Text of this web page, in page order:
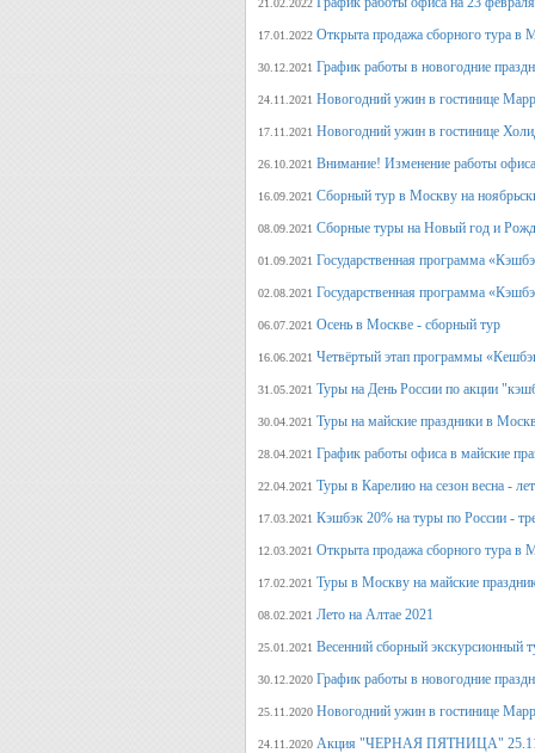
21.02.2022
17.01.2022 Открыта продажа сборного тура в
30.12.2021 График работы в новогодние
24.11.2021 Новогодний ужин в гостинице
17.11.2021 Новогодний ужин в гостинице
26.10.2021 Внимание! Изменение работы
16.09.2021 Сборный тур в Москву на
08.09.2021 Сборные туры на Новый год и
01.09.2021 Государственная программа
02.08.2021 Государственная программа
06.07.2021 Осень в Москве - сборный тур
16.06.2021 Четвёртый этап программы
31.05.2021 Туры на День России по акции
30.04.2021 Туры на майские праздники в
28.04.2021 График работы офиса в майские
22.04.2021 Туры в Карелию на сезон весна -
17.03.2021 Кэшбэк 20% на туры по России -
12.03.2021 Открыта продажа сборного тура в
17.02.2021 Туры в Москву на майские
08.02.2021 Лето на Алтае 2021
25.01.2021 Весенний сборный экскурсионный
30.12.2020 График работы в новогодние
25.11.2020 Новогодний ужин в гостинице
24.11.2020 Акция "ЧЕРНАЯ ПЯТНИЦА"